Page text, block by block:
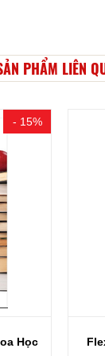
PHẨM LIÊN
- 15%
Khả